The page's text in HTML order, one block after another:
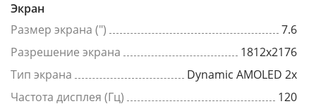
Экран
Размер экрана (")
7.6
Разрешение экрана
1812x2176
Тип экрана
Dynamic AMOLED 2x
Частота дисплея (Гц)
120